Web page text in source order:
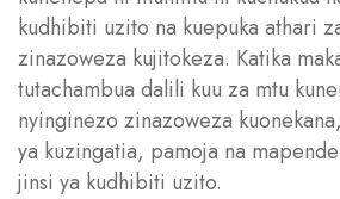
kudhibiti uzito na kuepuka athari
zinazoweza kujitokeza. Katika
tutachambua dalili kuu za mtu
nyinginezo zinazoweza
ya kuzingatia, pamoja na
jinsi ya kudhibiti uzito.